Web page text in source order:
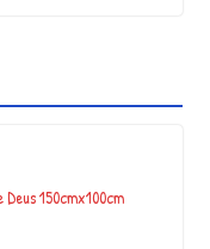
150cmx100cm